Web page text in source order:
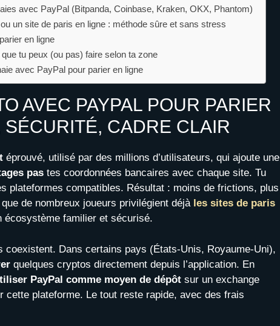
avec PayPal (Bitpanda, Coinbase, Kraken, OKX, Phantom)
un site de paris en ligne : méthode sûre et sans stress
en ligne
tu peux (ou pas) faire selon ta zone
avec PayPal pour parier en ligne
AVEC PAYPAL POUR PARIER
CADRE CLAIR
éprouvé, utilisé par des millions d’utilisateurs, qui ajoute une
pas tes coordonnées bancaires avec chaque site. Tu
plateformes compatibles. Résultat : moins de frictions, plus
de nombreux joueurs privilégient déjà les sites de paris
écosystème familier et sécurisé.
coexistent. Dans certains pays (États-Unis, Royaume-Uni),
quelques cryptos directement depuis l’application. En
PayPal comme moyen de dépôt sur un exchange
plateforme. Le tout reste rapide, avec des frais